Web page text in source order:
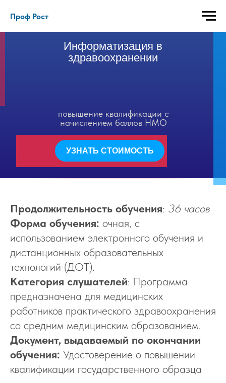
Проф Рост
Информатизация в
здравоохранении
УЗНАТЬ СТОИМОСТЬ
повышение квалификации с
начислением баллов НМО
Продолжительность обучения: 36 часов
Форма обучения: очная, с
использованием электронного обучения и
дистанционных образовательных
технологий (ДОТ).
Категория слушателей: Программа
предназначена для медицинских
работников практического здравоохранения
со средним медицинским образованием.
Документ, выдаваемый по окончании
обучения: Удостоверение о повышении
квалификации государственного образца